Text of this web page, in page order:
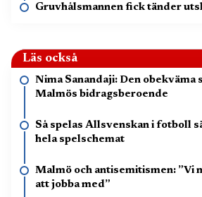
Gruvhålsmannen fick tänder
Läs också
Nima Sanandaji: Den obekväma
Malmös bidragsberoende
Så spelas Allsvenskan i fotboll
hela spelschemat
Malmö och antisemitismen: ”Vi
att jobba med”